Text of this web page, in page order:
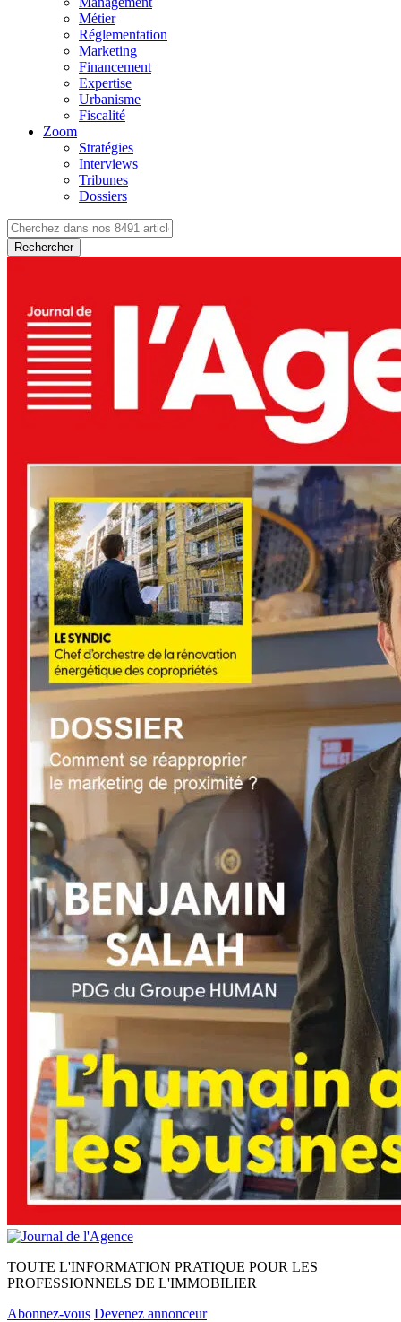
Métier
Réglementation
Marketing
Financement
Expertise
Urbanisme
Fiscalité
Zoom
Stratégies
Interviews
Tribunes
Dossiers
Rechercher
TOUTE L'INFORMATION PRATIQUE POUR LES
PROFESSIONNELS DE L'IMMOBILIER
Abonnez-vous Devenez annonceur